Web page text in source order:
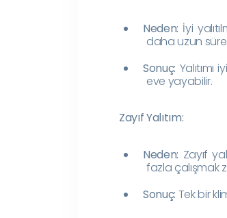
Neden: İyi
daha uzun
Sonuç:
eve yayabilir.
Zayıf Yalıtım:
Neden: Zayıf
fazla çalışmak
Sonuç: Tek bir